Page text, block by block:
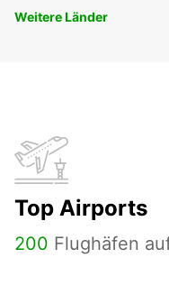
Weitere Länder
Top Airports
200 Flughäfen